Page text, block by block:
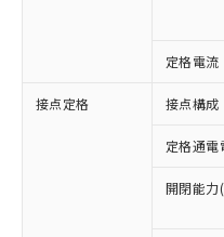
定格電流
接点定格 接点構成
定格通電
開閉能力
ご利用条件
以下の条件をお
対応済み：EU
非含有に対応した
対応予定：EU
有に対応した製品
対応予定なし：
非含有に非対応